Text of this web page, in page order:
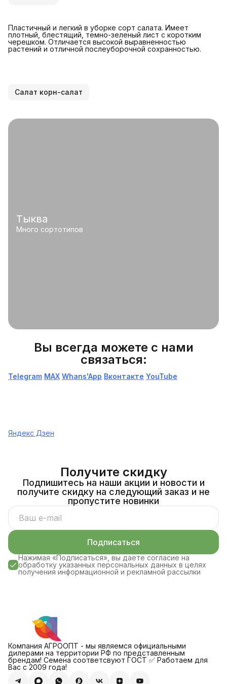
Пластичный и легкий в уборке сорт салата. Имеет
плотный, блестящий, темно-зеленый лист с коротким
черешком. Отличается высокой выравненностью
растений и отличной послеуборочной сохранностью.
Салат корн-салат
Тыква
Много сортотипов
Вы всегда можете с нами
связаться:
Telegram МАХ Whans'App Вконтакте YouTube
Яндекс Дзен
Получите скидку
Подпишитесь на наши акции и новости и
получите скидку на следующий заказ и не
пропустите новинки
Подписаться
Нажимая «Подписаться», вы даете согласие на
обработку указанных персональных данных в целях
получения информационной и рекламной рассылки
Компания АГРООПТ - мы являемся официальными
дилерами на территории РФ по представленным
брендам! Семена соответсвуют ГОСТ ✅ Работаем для
Вас с 2009 года!